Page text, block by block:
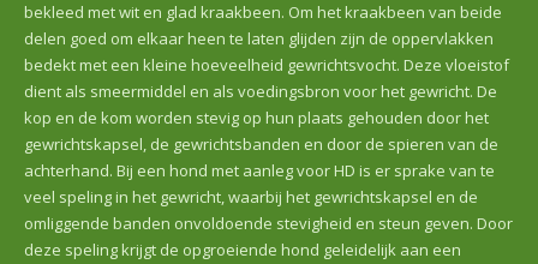
bekleed met wit en glad kraakbeen. Om het kraakbeen van beide
delen goed om elkaar heen te laten glijden zijn de oppervlakken
bedekt met een kleine hoeveelheid gewrichtsvocht. Deze vloeistof
dient als smeermiddel en als voedingsbron voor het gewricht. De
kop en de kom worden stevig op hun plaats gehouden door het
gewrichtskapsel, de gewrichtsbanden en door de spieren van de
achterhand. Bij een hond met aanleg voor HD is er sprake van te
veel speling in het gewricht, waarbij het gewrichtskapsel en de
omliggende banden onvoldoende stevigheid en steun geven. Door
deze speling krijgt de opgroeiende hond geleidelijk aan een